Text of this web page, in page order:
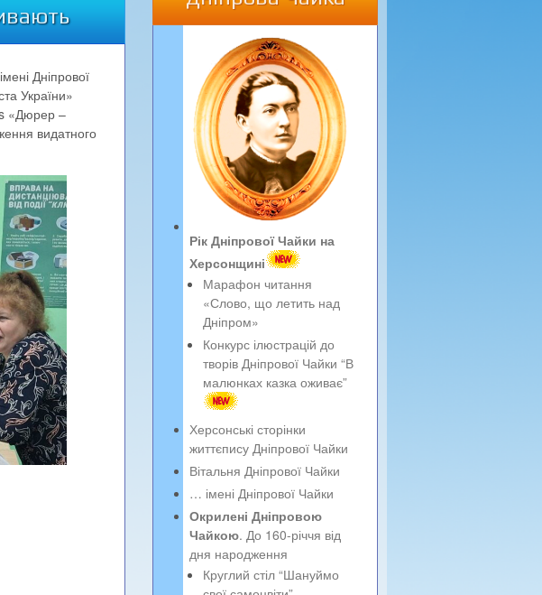
Дніпрової
України»
«Дюрер –
видатного
Рік Дніпрової Чайки на
Херсонщині
Марафон читання
«Слово, що летить над
Дніпром»
Конкурс ілюстрацій до
творів Дніпрової Чайки “В
малюнках казка оживає”
Херсонські сторінки
життєпису Дніпрової Чайки
Вітальня Дніпрової Чайки
… імені Дніпрової Чайки
Окрилені Дніпровою
Чайкою. До 160-річчя від
дня народження
Круглий стіл “Шануймо